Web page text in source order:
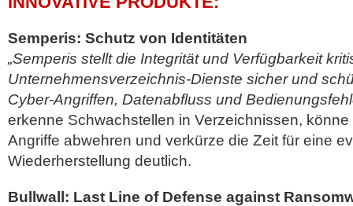
Semperis: Schutz von Identitäten
„Semperis stellt die Integrität und Verfügbarkeit
Unternehmensverzeichnis-Dienste sicher und
Cyber-Angriffen, Datenabfluss und
erkenne Schwachstellen in Verzeichnissen,
Angriffe abwehren und verkürze die Zeit für eine
Wiederherstellung deutlich.
Bullwall: Last Line of Defense against